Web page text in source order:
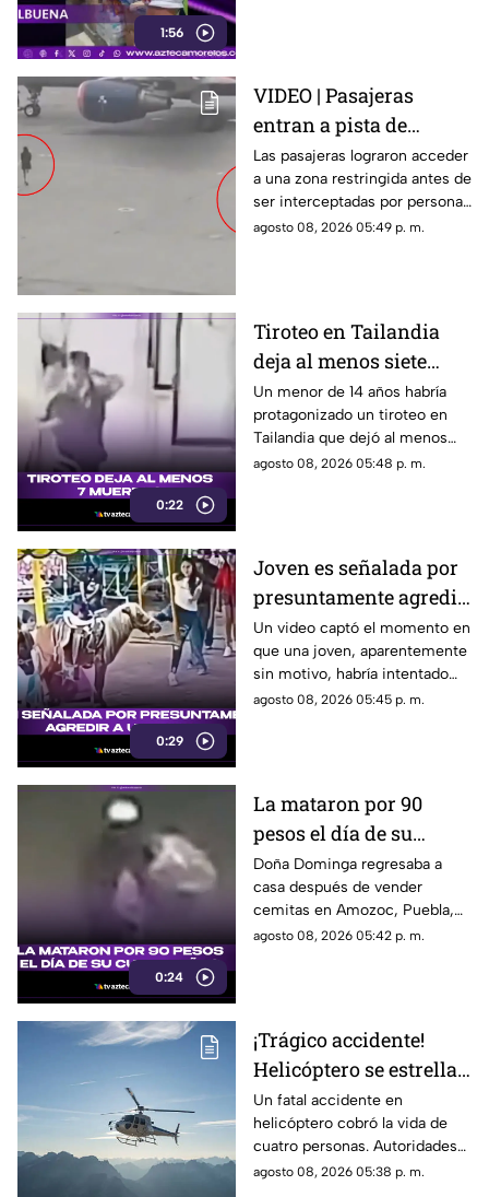
1:56
VIDEO | Pasajeras
entran a pista de
aeropuerto tras perder
su vuelo; autoridades
logran detenerlas
Las pasajeras lograron acceder
a una zona restringida antes de
ser interceptadas por personal
del aeropuerto.
agosto 08, 2026 05:49 p. m.
0:22
Tiroteo en Tailandia
deja al menos siete
muertos
Un menor de 14 años habría
protagonizado un tiroteo en
Tailandia que dejó al menos
siete personas muertas, entre
agosto 08, 2026 05:48 p. m.
0:29
Joven es señalada por
presuntamente agredir
a un pony en feria de
Pueblo Mágico
Un video captó el momento en
que una joven, aparentemente
sin motivo, habría intentado
agredir a un pequeño pony.
agosto 08, 2026 05:45 p. m.
0:24
La mataron por 90
pesos el día de su
cumpleaños; Este es el
caso de Doña Dominga
Doña Dominga regresaba a
casa después de vender
cemitas en Amozoc, Puebla,
cuando presuntamente un
agosto 08, 2026 05:42 p. m.
¡Trágico accidente!
Helicóptero se estrella
en zona boscosa y
mueren cuatro
personas
Un fatal accidente en
helicóptero cobró la vida de
cuatro personas. Autoridades
confirmaron que la aeronave
agosto 08, 2026 05:38 p. m.